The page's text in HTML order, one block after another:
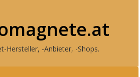
Hersteller, -Anbieter, -Shops.